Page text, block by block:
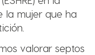
la mujer que ha
valorar septos